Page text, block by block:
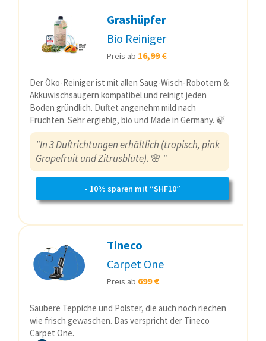
Grashüpfer
Bio Reiniger
Preis ab 16,99 €
Der Öko-Reiniger ist mit allen Saug-Wisch-Robotern &
Akkuwischsaugern kompatibel und reinigt jeden
Boden gründlich. Duftet angenehm mild nach
Früchten. Sehr ergiebig, bio und Made in Germany. 🍃
"In 3 Duftrichtungen erhältlich (tropisch, pink
Grapefruit und Zitrusblüte). 🌸 "
- 10% sparen mit “SHF10”
Tineco
Carpet One
Preis ab 699 €
Saubere Teppiche und Polster, die auch noch riechen
wie frisch gewaschen. Das verspricht der Tineco
Carpet One.